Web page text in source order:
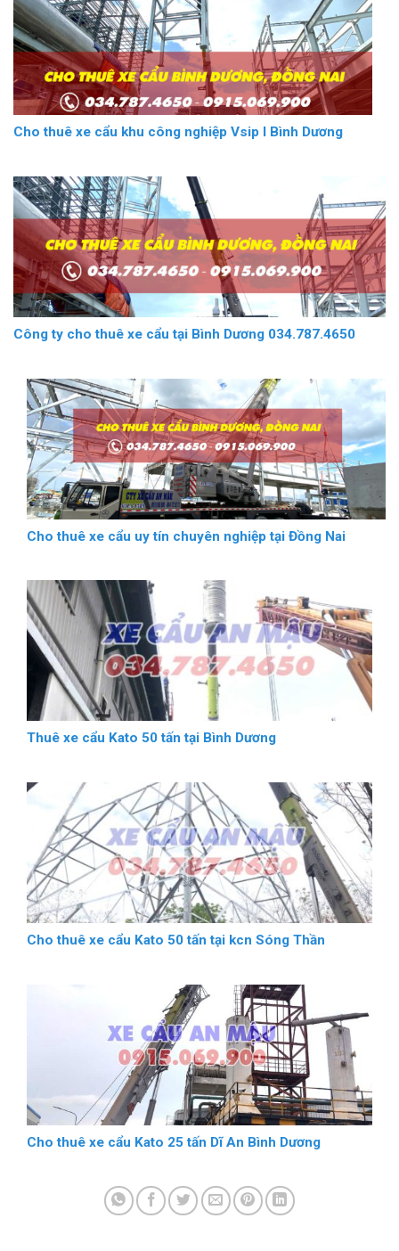
Cho thuê xe cẩu khu công nghiệp Vsip I Bình Dương
Công ty cho thuê xe cẩu tại Bình Dương 034.787.4650
Cho thuê xe cẩu uy tín chuyên nghiệp tại Đồng Nai
Thuê xe cẩu Kato 50 tấn tại Bình Dương
Cho thuê xe cẩu Kato 50 tấn tại kcn Sóng Thần
Cho thuê xe cẩu Kato 25 tấn Dĩ An Bình Dương